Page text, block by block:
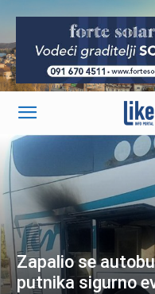
Zapalio se
putnika sigurno